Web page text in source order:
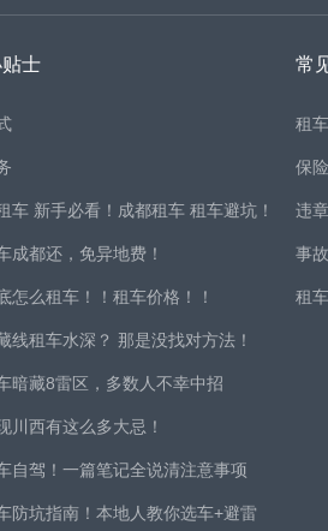
士
车 新手必看！成都租车 租车避坑！
成都还，免异地费！
怎么租车！！租车价格！！
线租车水深？ 那是没找对方法！
暗藏8雷区，多数人不幸中招
川西有这么多大忌！
自驾！一篇笔记全说清注意事项
防坑指南！本地人教你选车+避雷
常
租
保
违
事
租